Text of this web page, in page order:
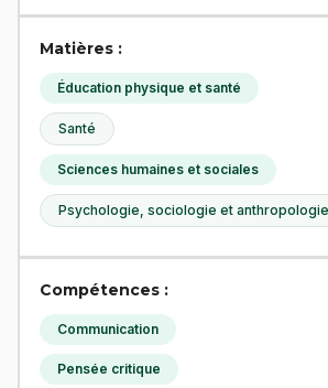
Matières :
Éducation physique et santé
Santé
Sciences humaines et sociales
Psychologie, sociologie et anthropologie
Compétences :
Communication
Pensée critique